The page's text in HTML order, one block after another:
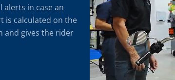
alerts in case an
is calculated on the
and gives the rider